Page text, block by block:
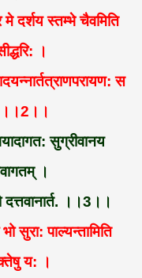
मे दर्शय स्तम्भे चैवमिति
।
स
।।2।।
सुग्रीवानय
।
दत्तवानार्त. ।।3।।
सुरा: पाल्यन्तामिति
य: ।